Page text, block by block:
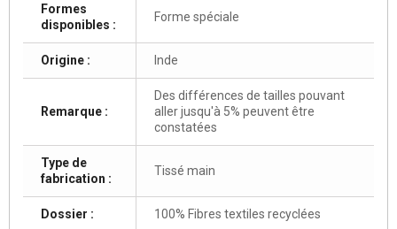
Formes
disponibles :
Forme spéciale
Origine : Inde
Remarque :
Des différences de tailles pouvant
aller jusqu'à 5% peuvent être
constatées
Type de
fabrication :
Tissé main
Dossier : 100% Fibres textiles recyclées